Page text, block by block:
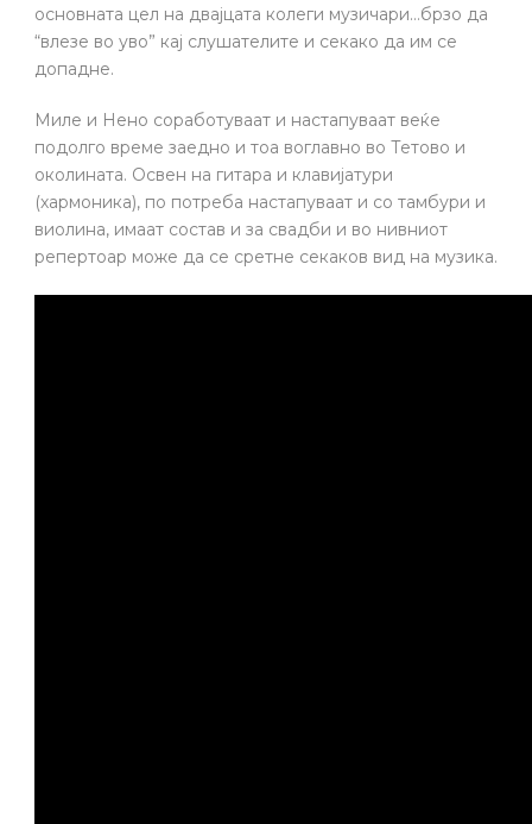
основната цел на двајцата колеги музичари…брзо да
“влезе во уво” кај слушателите и секако да им се
допадне.
Миле и Нено соработуваат и настапуваат веќе
подолго време заедно и тоа воглавно во Тетово и
околината. Освен на гитара и клавијатури
(хармоника), по потреба настапуваат и со тамбури и
виолина, имаат состав и за свадби и во нивниот
репертоар може да се сретне секаков вид на музика.